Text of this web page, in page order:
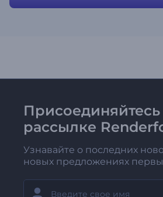
Присоединяйтесь
рассылке
Узнавайте о последних
новых предложениях